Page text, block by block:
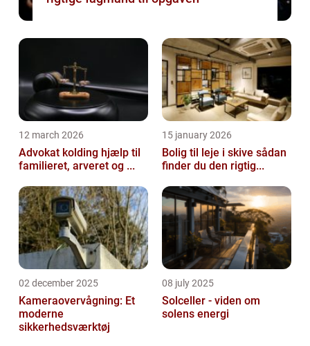
12 march 2026
Advokat kolding hjælp til
familieret, arveret og ...
15 january 2026
Bolig til leje i skive sådan
finder du den rigtig...
02 december 2025
Kameraovervågning: Et
moderne
sikkerhedsværktøj
08 july 2025
Solceller - viden om
solens energi